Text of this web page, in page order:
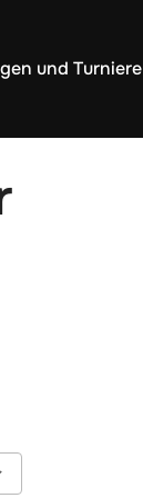
und Turniere